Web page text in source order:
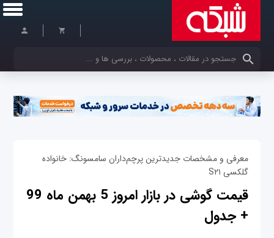
کلمات کلیدی خود را وارد کنید
معرفی و مشخصات جدیدترین پرچم‌داران سامسونگ: خانواده
گلکسی S۲۱
قیمت گوشی در بازار امروز 5 بهمن ماه 99
+ جدول